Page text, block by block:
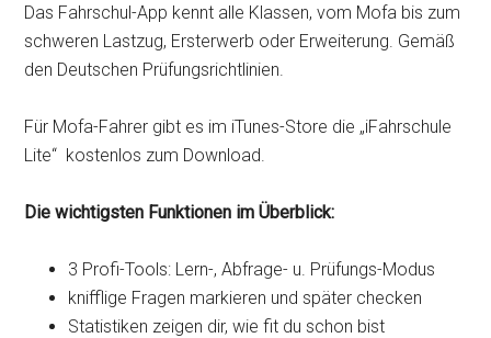
Das Fahrschul-App kennt alle Klassen, vom Mofa bis zum
schweren Lastzug, Ersterwerb oder Erweiterung. Gemäß
den Deutschen Prüfungsrichtlinien.
Für Mofa-Fahrer gibt es im iTunes-Store die „iFahrschule
Lite“ kostenlos zum Download.
Die wichtigsten Funktionen im Überblick:
3 Profi-Tools: Lern-, Abfrage- u. Prüfungs-Modus
knifflige Fragen markieren und später checken
Statistiken zeigen dir, wie fit du schon bist